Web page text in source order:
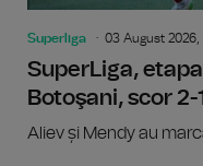
Superliga 03 August 2026,
SuperLiga,
Botoşani, scor 2-1
Aliev și Mendy au